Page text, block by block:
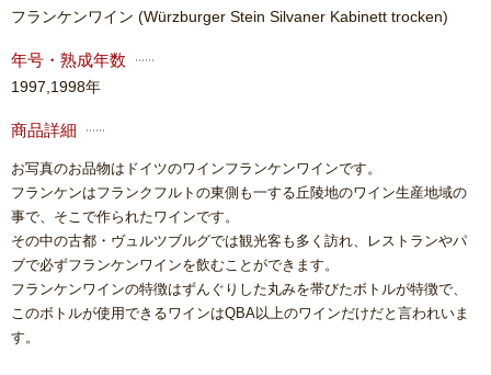
フランケンワイン (Würzburger Stein Silvaner Kabinett trocken)
年号・熟成年数
1997,1998年
商品詳細
お写真のお品物はドイツのワインフランケンワインです。
フランケンはフランクフルトの東側も一する丘陵地のワイン生産地域の
事で、そこで作られたワインです。
その中の古都・ヴュルツブルグでは観光客も多く訪れ、レストランやパ
ブで必ずフランケンワインを飲むことができます。
フランケンワインの特徴はずんぐりした丸みを帯びたボトルが特徴で、
このボトルが使用できるワインはQBA以上のワインだけだと言われいま
す。